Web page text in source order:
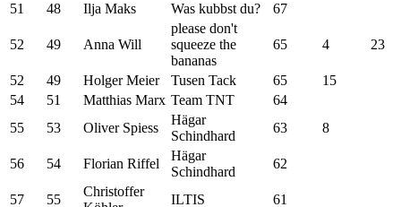
51
48 Ilja Maks Was kubbst du? 67
52 49 Anna Will
please don't
squeeze the
bananas
65 4 23
52 49 Holger Meier Tusen Tack 65
15
54
51 Matthias Marx Team TNT
64
55
53 Oliver Spiess
Hägar
Schindhard
63 8
56 54 Florian Riffel
Hägar
Schindhard
62
57 55
Christoffer
ILTIS
61